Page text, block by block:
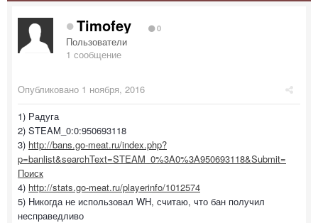
Timofey 0
Пользователи
1 сообщение
Опубликовано 1 ноября, 2016
1) Радуга
2) STEAM_0:0:950693118
3) http://bans.go-meat.ru/index.php?
p=banlist&searchText=STEAM_0%3A0%3A950693118&Submit=
Поиск
4) http://stats.go-meat.ru/playerinfo/1012574
5) Никогда не использовал WH, считаю, что бан получил
несправедливо